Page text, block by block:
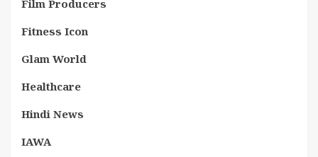
Film Producers
Fitness Icon
Glam World
Healthcare
Hindi News
IAWA